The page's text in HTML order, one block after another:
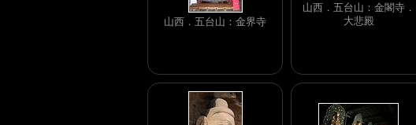
山西．五台山：金界寺
山西．五台山：金閣寺．
大悲殿